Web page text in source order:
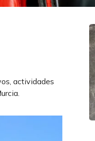
actividades